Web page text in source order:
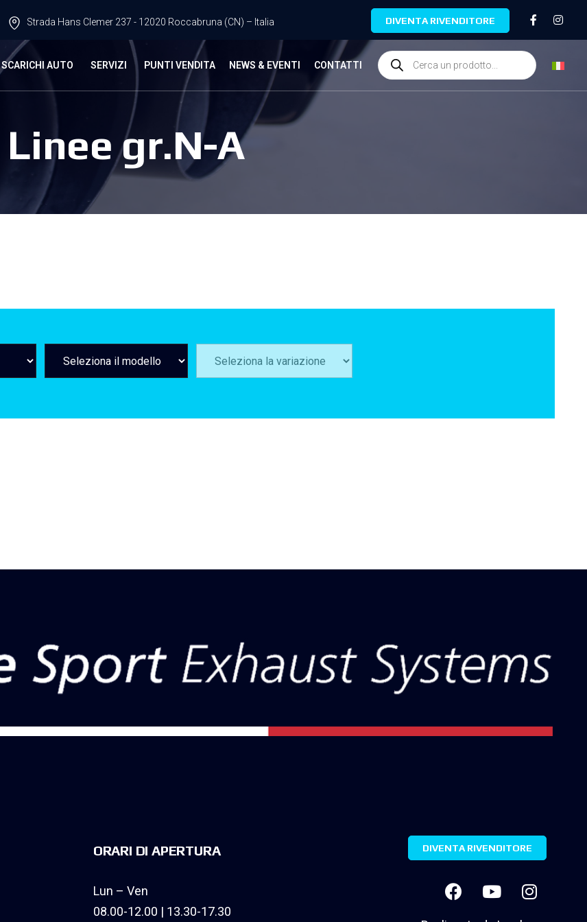
Strada Hans Clemer 237 - 12020 Roccabruna (CN) – Italia DIVENTA RIVENDITORE
SCARICHI AUTO SERVIZI PUNTI VENDITA NEWS & EVENTI CONTATTI
Linee gr.N-A
ORARI DI APERTURA
Lun – Ven
08.00-12.00 | 13.30-17.30
DIVENTA RIVENDITORE